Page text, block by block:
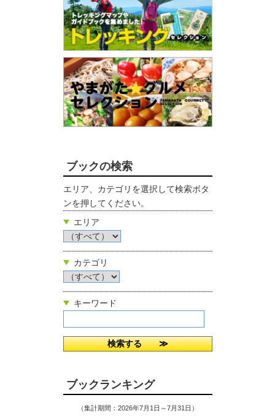
ブックの検索
エリア、カテゴリを選択して検索ボタ
ンを押してください。
エリア
カテゴリ
キーワード
ブックランキング
（集計期間：2026年7月1日～7月31日）